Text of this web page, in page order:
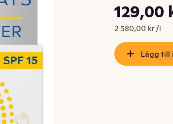
Nuvarande pris
129,00
2 580,00 kr /l
Styckpris: 2
Lägg till